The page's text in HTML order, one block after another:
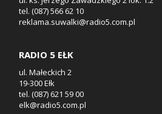
tel. (087) 566 62 10
reklama.suwalki@radio5.com.pl
RADIO 5 EŁK
ul. Małeckich 2
19-300 Ełk
tel. (087) 621 59 00
elk@radio5.com.pl